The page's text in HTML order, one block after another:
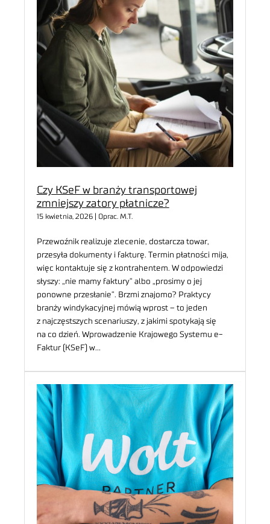
Czy KSeF w branży transportowej
zmniejszy zatory płatnicze?
15 kwietnia, 2026 | Oprac. M.T.
Przewoźnik realizuje zlecenie, dostarcza towar,
przesyła dokumenty i fakturę. Termin płatności mija,
więc kontaktuje się z kontrahentem. W odpowiedzi
słyszy: „nie mamy faktury” albo „prosimy o jej
ponowne przesłanie”. Brzmi znajomo? Praktycy
branży windykacyjnej mówią wprost – to jeden
z najczęstszych scenariuszy, z jakimi spotykają się
na co dzień. Wprowadzenie Krajowego Systemu e-
Faktur (KSeF) w…